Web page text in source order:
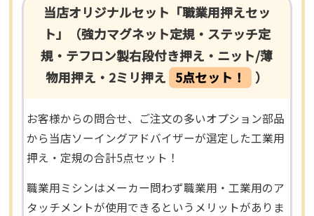
当店オリジナルセット「職業用押えセッ
ト」（強力マグネット定規・ステッチ定
規・テフロン製右段付き押え・ニット/薄
物用押え・2ミリ押え 5点セット！ ）
お客様からの問合せ、ご注文の多いオプション部品
から当店ソーイングアドバイザーが選定した工業用
押え・定規の合計5点セット！
職業用ミシンはメーカー問わず職業用・工業用のア
タッチメントが使用できるというメリットがありま